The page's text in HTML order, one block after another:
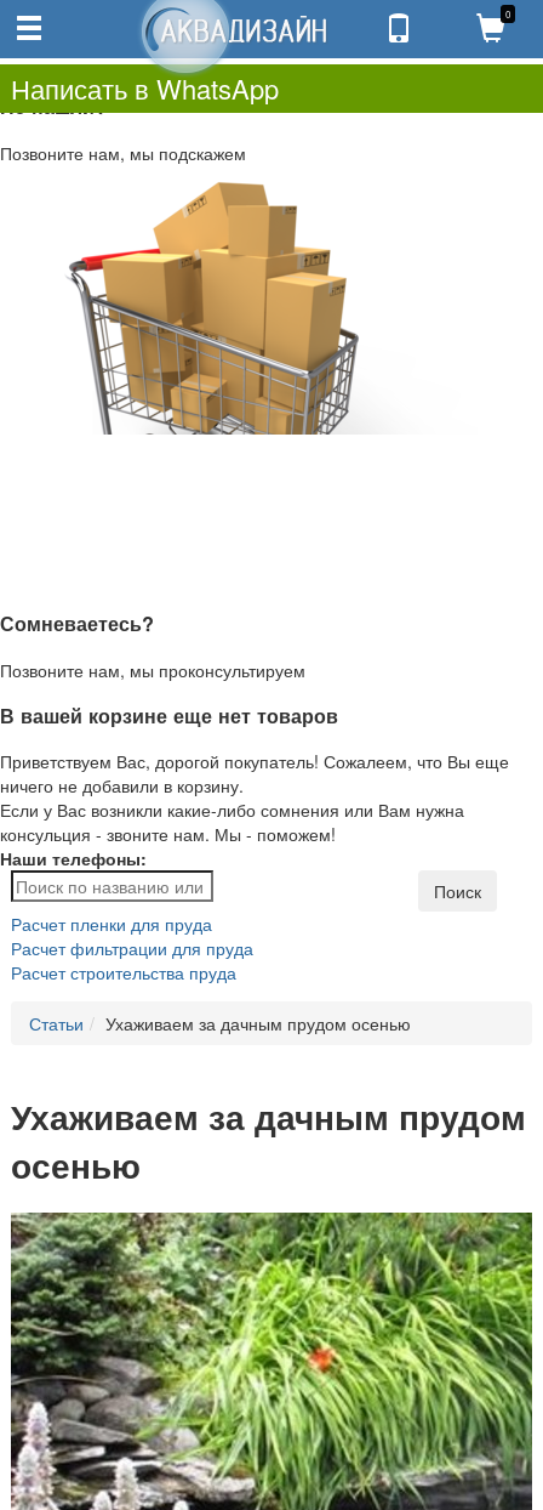
0.00
0
Не нашли?
Позвоните нам, мы подскажем
Сомневаетесь?
Позвоните нам, мы проконсультируем
В вашей корзине еще нет товаров
Приветствуем Вас, дорогой покупатель! Сожалеем, что Вы еще
ничего не добавили в корзину.
Если у Вас возникли какие-либо сомнения или Вам нужна
консульция - звоните нам. Мы - поможем!
Наши телефоны:
0
Написать в WhatsApp
Поиск
Расчет пленки для пруда
Расчет фильтрации для пруда
Расчет строительства пруда
Статьи Ухаживаем за дачным прудом осенью
Ухаживаем за дачным прудом
осенью